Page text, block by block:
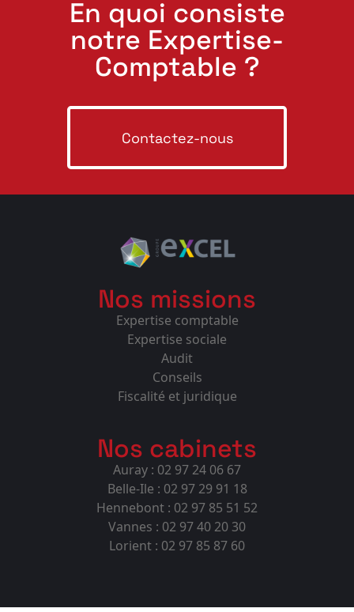
En quoi consiste
notre Expertise-
Comptable ?
Contactez-nous
Nos missions
Expertise comptable
Expertise sociale
Audit
Conseils
Fiscalité et juridique
Nos cabinets
Auray : 02 97 24 06 67
Belle-Ile : 02 97 29 91 18
Hennebont : 02 97 85 51 52
Vannes : 02 97 40 20 30
Lorient : 02 97 85 87 60